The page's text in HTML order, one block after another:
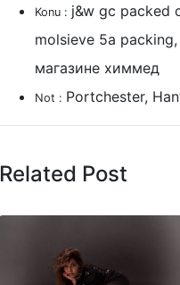
Konu : j&w gc packed
molsieve 5a
магазине химмед
Not : Portchester,
Related Post